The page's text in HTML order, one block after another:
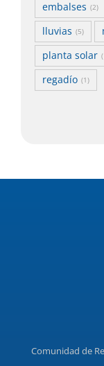
embalses (2)
lluvias (5)
planta solar
regadío (1)
Comunidad de